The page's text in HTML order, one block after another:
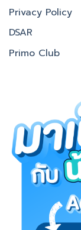
Privacy Policy
DSAR
Primo Club